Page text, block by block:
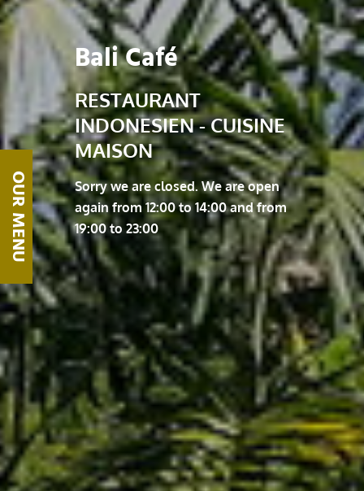
Bali Café
RESTAURANT
INDONESIEN - CUISINE
MAISON
Sorry we are closed. We are open
again from 12:00 to 14:00 and from
19:00 to 23:00
OUR MENU